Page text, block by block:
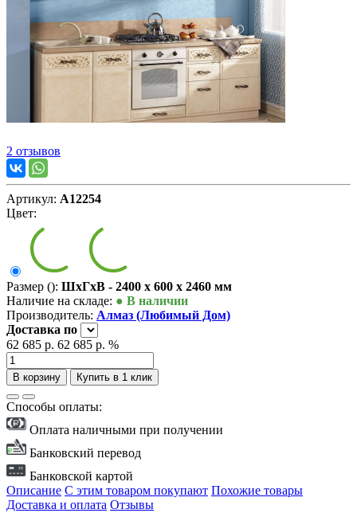
2 отзывов
Артикул: А12254
Цвет:
Размер (): ШxГxВ - 2400 x 600 x 2460 мм
Наличие на складе: ● В наличии
Производитель: Алмаз (Любимый Дом)
Доставка по
62 685 р. 62 685 р. %
В корзину Купить в 1 клик
Способы оплаты:
Оплата наличными при получении
Банковский перевод
Банковской картой
Описание С этим товаром покупают Похожие товары
Доставка и оплата Отзывы